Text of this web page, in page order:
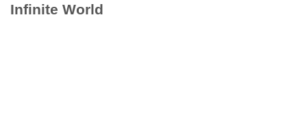
Infinite World